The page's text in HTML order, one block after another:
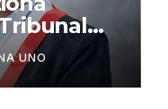
liberación
UNO